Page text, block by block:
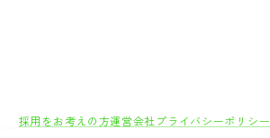
採用をお考えの方運営会社 プライバシーポリシー